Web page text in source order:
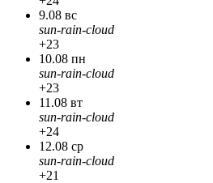
9.08 вс
sun-rain-cloud
+23
10.08 пн
sun-rain-cloud
+23
11.08 вт
sun-rain-cloud
+24
12.08 ср
sun-rain-cloud
+21